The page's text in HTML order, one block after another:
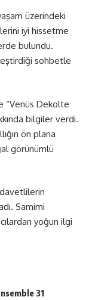
üzerindeki
iyi hissetme
bulundu.
sohbetle
“Venüs Dekolte
bilgiler verdi.
ön plana
görünümlü
Samimi
yoğun ilgi
31